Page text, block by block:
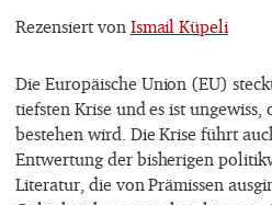
Rezensiert von Ismail Küpeli
Die Europäische Union (EU)
tiefsten Krise und es ist
bestehen wird. Die Krise führt
Entwertung der bisherigen
Literatur, die von Prämissen